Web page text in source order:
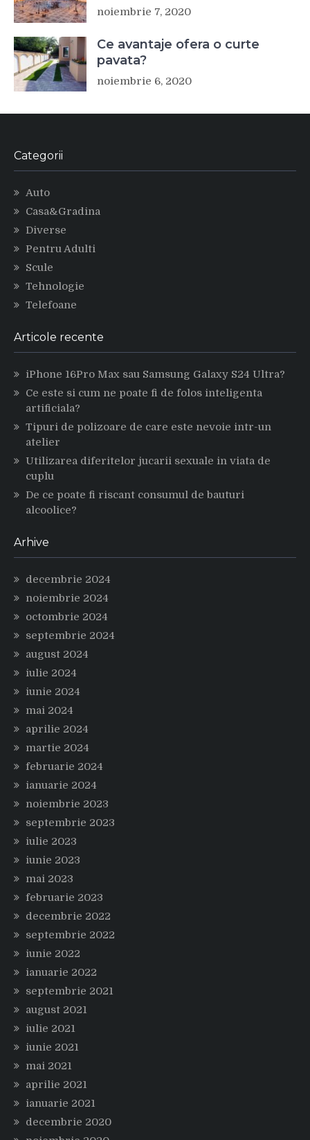
noiembrie 7, 2020
Ce avantaje ofera o curte
pavata?
noiembrie 6, 2020
Categorii
Auto
Casa&Gradina
Diverse
Pentru Adulti
Scule
Tehnologie
Telefoane
Articole recente
iPhone 16Pro Max sau Samsung Galaxy S24 Ultra?
Ce este si cum ne poate fi de folos inteligenta
artificiala?
Tipuri de polizoare de care este nevoie intr-un
atelier
Utilizarea diferitelor jucarii sexuale in viata de
cuplu
De ce poate fi riscant consumul de bauturi
alcoolice?
Arhive
decembrie 2024
noiembrie 2024
octombrie 2024
septembrie 2024
august 2024
iulie 2024
iunie 2024
mai 2024
aprilie 2024
martie 2024
februarie 2024
ianuarie 2024
noiembrie 2023
septembrie 2023
iulie 2023
iunie 2023
mai 2023
februarie 2023
decembrie 2022
septembrie 2022
iunie 2022
ianuarie 2022
septembrie 2021
august 2021
iulie 2021
iunie 2021
mai 2021
aprilie 2021
ianuarie 2021
decembrie 2020